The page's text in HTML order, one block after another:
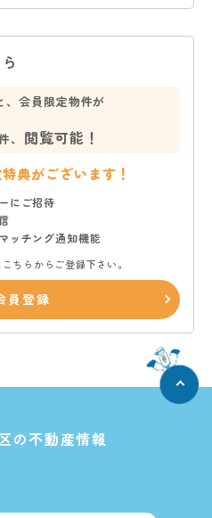
、会員限定物件が
、 閲覧可能！
典がございます！
にご招待
ッチング通知機能
ちらからご登録下さい。
員登録
の不動産情報